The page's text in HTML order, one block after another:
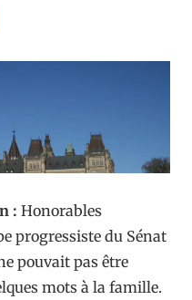
: Honorables
progressiste du Sénat
pouvait pas être
mots à la famille.